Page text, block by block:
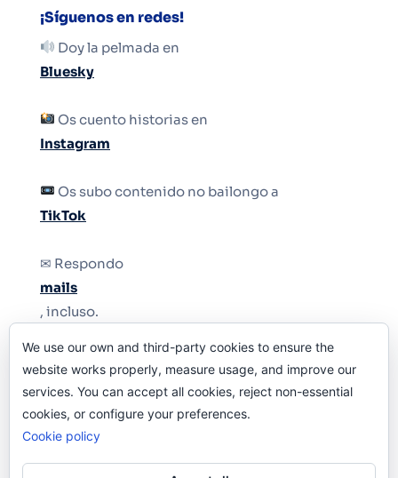
¡Síguenos en redes!
Doy la pelmada en
Bluesky
Os cuento historias en
Instagram
Os subo contenido no bailongo a
TikTok
✉ Respondo
mails
, incluso.
Y si una persona no puede tener teléfono, que
le quiten el teléfono.
We use our own and third-party cookies to ensure the
website works properly, measure usage, and improve our
services. You can accept all cookies, reject non-essential
cookies, or configure your preferences.
Cookie policy